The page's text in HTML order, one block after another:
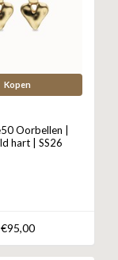
Kopen
Oorbellen |
hart | SS26
€95,00